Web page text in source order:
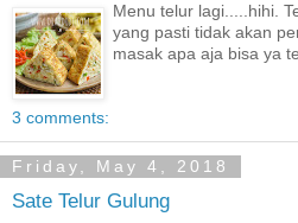
Menu telur lagi.....hihi.
yang pasti tidak akan
masak apa aja bisa ya
3 comments:
Friday, May 4, 2018
Sate Telur Gulung